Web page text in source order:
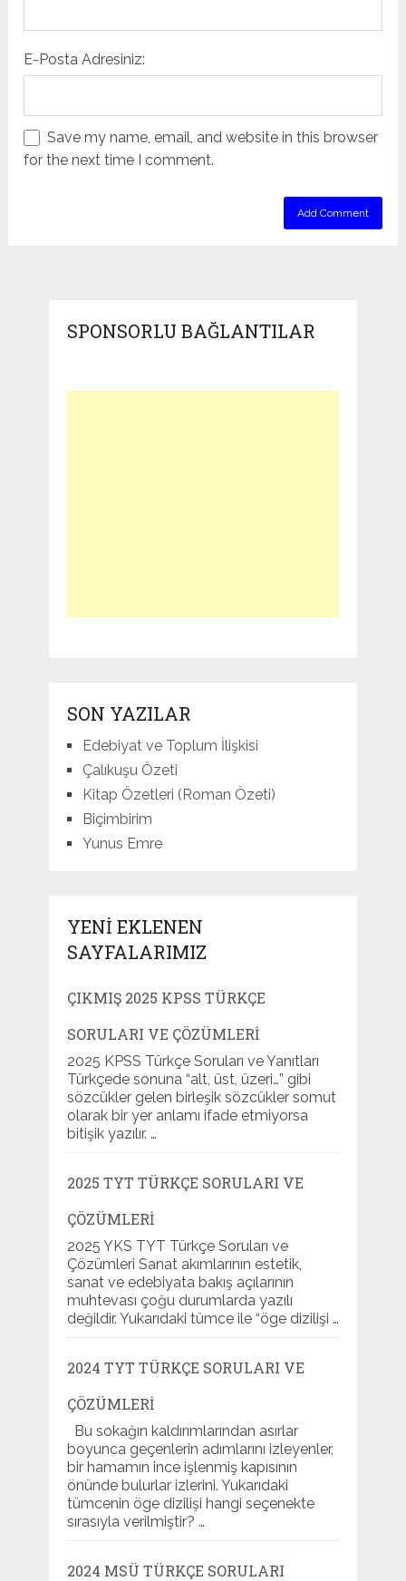
E-Posta Adresiniz:
Save my name, email, and website in this browser
for the next time I comment.
SPONSORLU BAĞLANTILAR
SON YAZILAR
Edebiyat ve Toplum İlişkisi
Çalıkuşu Özeti
Kitap Özetleri (Roman Özeti)
Biçimbirim
Yunus Emre
YENI EKLENEN
SAYFALARIMIZ
ÇIKMIŞ 2025 KPSS TÜRKÇE
SORULARI VE ÇÖZÜMLERI
2025 KPSS Türkçe Soruları ve Yanıtları
Türkçede sonuna “alt, üst, üzeri…” gibi
sözcükler gelen birleşik sözcükler somut
olarak bir yer anlamı ifade etmiyorsa
bitişik yazılır. …
2025 TYT TÜRKÇE SORULARI VE
ÇÖZÜMLERI
2025 YKS TYT Türkçe Soruları ve
Çözümleri Sanat akımlarının estetik,
sanat ve edebiyata bakış açılarının
muhtevası çoğu durumlarda yazılı
değildir. Yukarıdaki tümce ile “öge dizilişi …
2024 TYT TÜRKÇE SORULARI VE
ÇÖZÜMLERI
Bu sokağın kaldırımlarından asırlar
boyunca geçenlerin adımlarını izleyenler,
bir hamamın ince işlenmiş kapısının
önünde bulurlar izlerini. Yukarıdaki
tümcenin öge dizilişi hangi seçenekte
sırasıyla verilmiştir? …
2024 MSÜ TÜRKÇE SORULARI